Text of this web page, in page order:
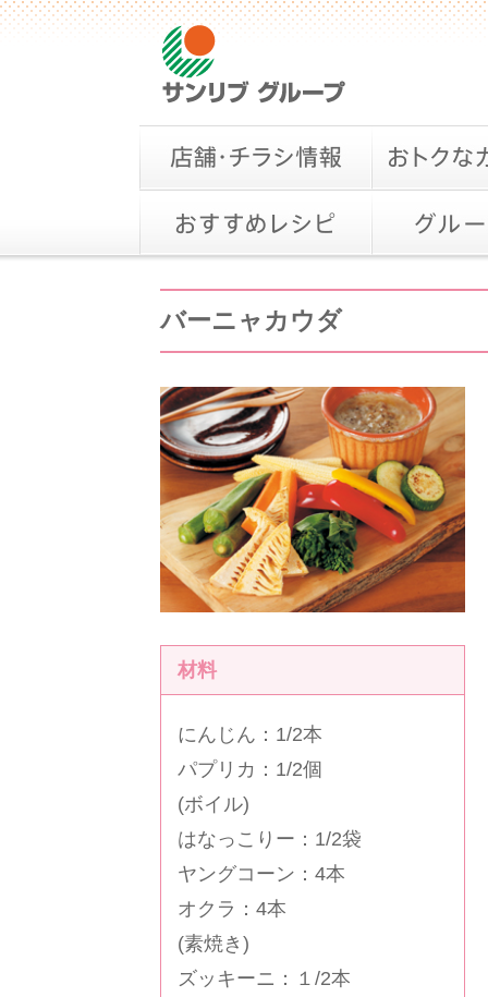
バーニャカウダ
材料
にんじん：1/2本
パプリカ：1/2個
(ボイル)
はなっこりー：1/2袋
ヤングコーン：4本
オクラ：4本
(素焼き)
ズッキーニ：１/2本